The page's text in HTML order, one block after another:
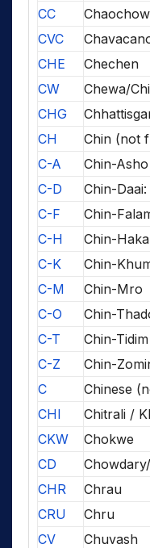
CC
CVC
CHE
Chechen
CW
Chewa/
CHG
CH
Chin (not
C-A
Chin-Asho
C-D
Chin-Daai:
C-F
Chin-
C-H
Chin-Haka
C-K
Chin-
C-M
Chin-Mro
C-O
Chin-
C-T
Chin-Tidim
C-Z
Chin-
C
Chinese
CHI
Chitrali /
CKW
Chokwe
CD
CHR
Chrau
CRU
Chru
CV
Chuvash